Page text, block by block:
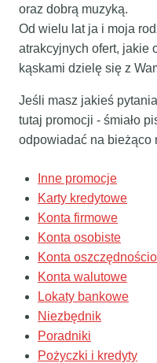
oraz dobrą muzyką.
Od wielu lat ja i moja
atrakcyjnych ofert, jakie
kąskami dzielę się z
Jeśli masz jakieś
tutaj promocji - śmiało
odpowiadać na bieżąco
Inne promocje
Karty kredytowe
Konta firmowe
Konta osobiste
Konta
Konta walutowe
Lokaty bankowe
Niezbędnik
Poradniki
Pożyczki i kredyty